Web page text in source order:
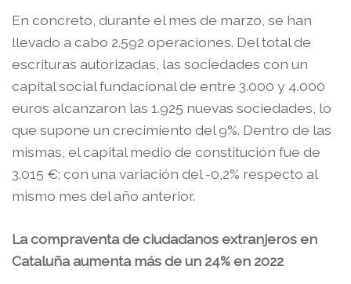
En concreto, durante el mes de marzo, se han
llevado a cabo 2.592 operaciones. Del total de
escrituras autorizadas, las sociedades con un
capital social fundacional de entre 3.000 y 4.000
euros alcanzaron las 1.925 nuevas sociedades, lo
que supone un crecimiento del 9%. Dentro de las
mismas, el capital medio de constitución fue de
3.015 €; con una variación del -0,2% respecto al
mismo mes del año anterior.
La compraventa de ciudadanos extranjeros en
Cataluña aumenta más de un 24% en 2022